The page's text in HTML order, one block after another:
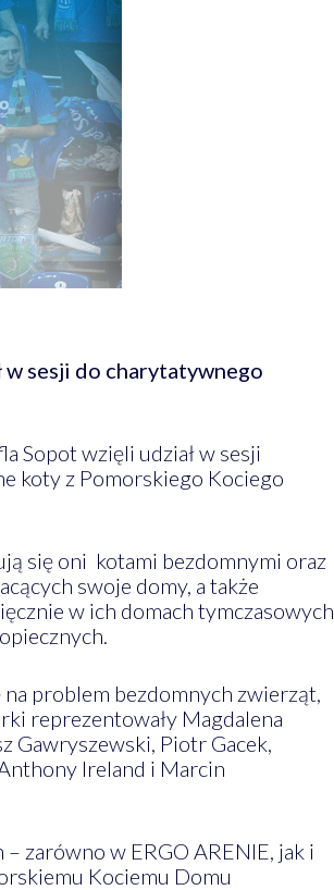
w sesji do charytatywnego
Sopot wzięli udział w sesji
koty z Pomorskiego Kociego
się oni kotami bezdomnymi oraz
swoje domy, a także
w ich domach tymczasowych
problem bezdomnych zwierząt,
reprezentowały Magdalena
Gawryszewski, Piotr Gacek,
Ireland i Marcin
zarówno w ERGO ARENIE, jak i
Kociemu Domu